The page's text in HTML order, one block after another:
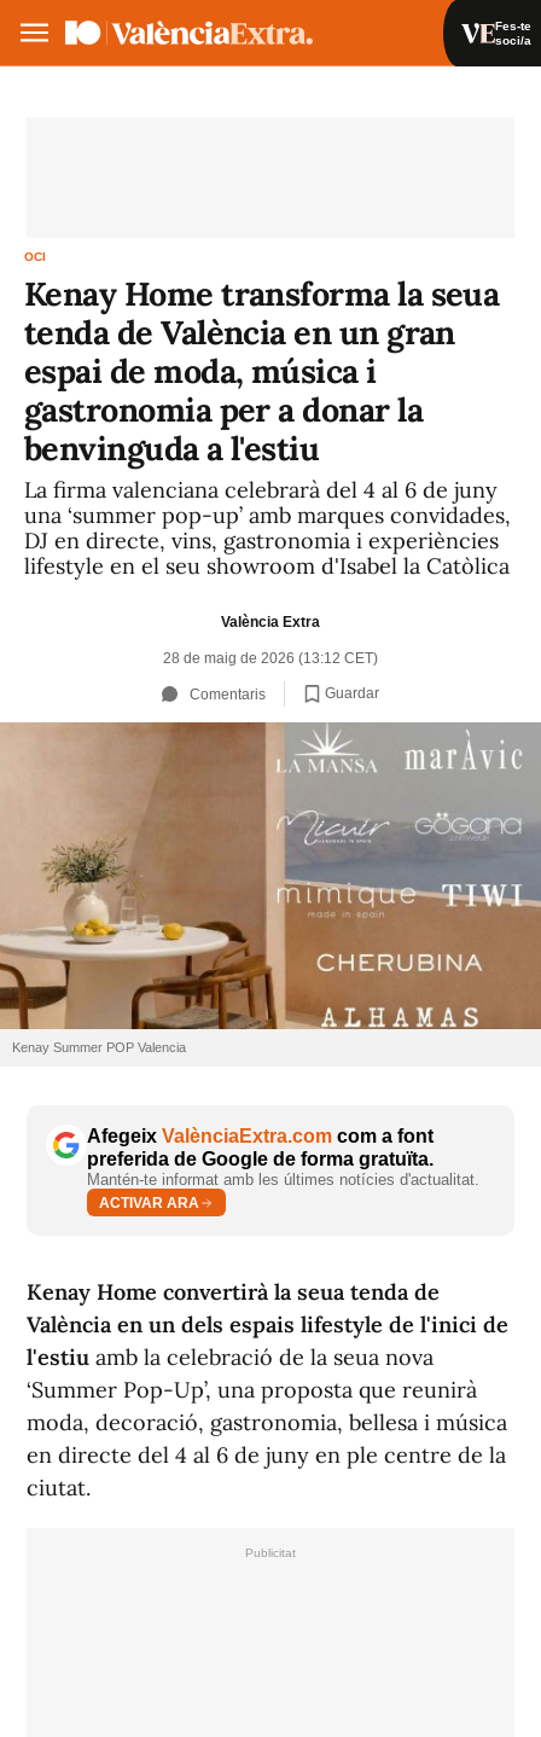
Fes-te
soci/a
OCI
Kenay Home transforma la seua
tenda de València en un gran
espai de moda, música i
gastronomia per a donar la
benvinguda a l'estiu
La firma valenciana celebrarà del 4 al 6 de juny
una ‘summer pop-up’ amb marques convidades,
DJ en directe, vins, gastronomia i experiències
lifestyle en el seu showroom d'Isabel la Catòlica
València Extra
28 de maig de 2026 (13:12 CET)
Comentaris Guardar
Kenay Summer POP Valencia
Afegeix ValènciaExtra.com com a font
preferida de Google de forma gratuïta.
Mantén-te informat amb les últimes notícies d'actualitat.
ACTIVAR ARA
Kenay Home convertirà la seua tenda de
València en un dels espais lifestyle de l'inici de
l'estiu amb la celebració de la seua nova
‘Summer Pop-Up’, una proposta que reunirà
moda, decoració, gastronomia, bellesa i música
en directe del 4 al 6 de juny en ple centre de la
ciutat.